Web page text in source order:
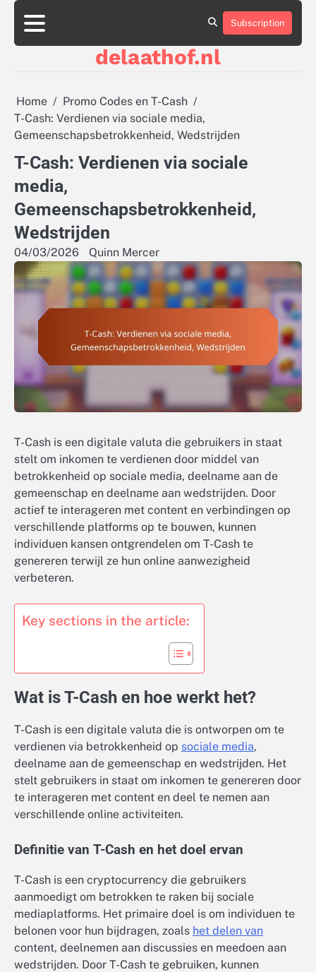
Skip
content
About
Contact
Cookie
Privacy
Sitemap
Terms
Conditions
Subscription
delaathof.nl
Home
Promo Codes en T-Cash
T-Cash: Verdienen via sociale media,
Gemeenschapsbetrokkenheid, Wedstrijden
T-Cash: Verdienen via sociale
media,
Gemeenschapsbetrokkenheid,
Wedstrijden
04/03/2026 Quinn Mercer
T-Cash is een digitale valuta die gebruikers in staat
stelt om inkomen te verdienen door middel van
betrokkenheid op sociale media, deelname aan de
gemeenschap en deelname aan wedstrijden. Door
actief te interageren met content en verbindingen op
verschillende platforms op te bouwen, kunnen
individuen kansen ontgrendelen om T-Cash te
genereren terwijl ze hun online aanwezigheid
verbeteren.
Key sections in the article:
Wat is T-Cash en hoe werkt het?
T-Cash is een digitale valuta die is ontworpen om te
verdienen via betrokkenheid op sociale media,
deelname aan de gemeenschap en wedstrijden. Het
stelt gebruikers in staat om inkomen te genereren door
te interageren met content en deel te nemen aan
verschillende online activiteiten.
Definitie van T-Cash en het doel ervan
T-Cash is een cryptocurrency die gebruikers
aanmoedigt om betrokken te raken bij sociale
mediaplatforms. Het primaire doel is om individuen te
belonen voor hun bijdragen, zoals het delen van
content, deelnemen aan discussies en meedoen aan
wedstrijden. Door T-Cash te gebruiken, kunnen